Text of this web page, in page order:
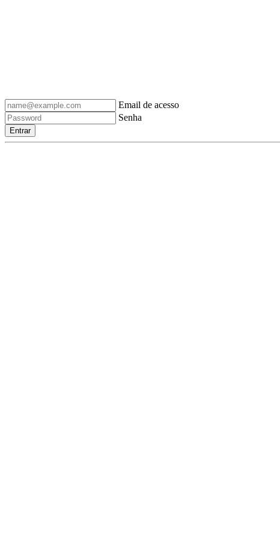
Email de acesso
Senha
Entrar